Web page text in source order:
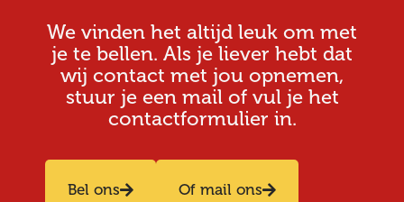
We vinden het altijd leuk om met
je te bellen. Als je liever hebt dat
wij contact met jou opnemen,
stuur je een mail of vul je het
contactformulier in.
Bel ons Of mail ons